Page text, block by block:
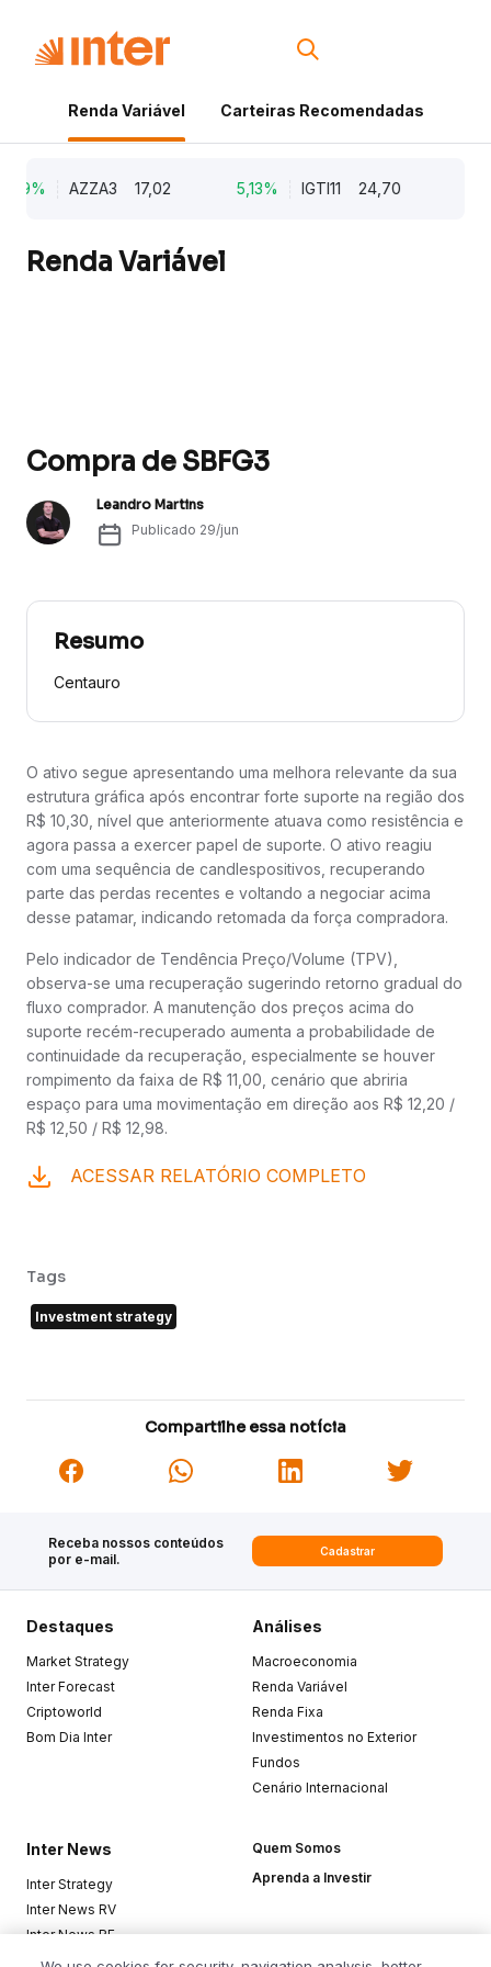
Renda Variável Carteiras Recomendadas
AZZA3 17,02 5,13% IGTI11 24,70
Renda Variável
Compra de SBFG3
Leandro Martins
Publicado 29/jun
Resumo
Centauro
O ativo segue apresentando uma melhora relevante da sua
estrutura gráfica após encontrar forte suporte na região dos
R$ 10,30, nível que anteriormente atuava como resistência e
agora passa a exercer papel de suporte. O ativo reagiu
com uma sequência de candlespositivos, recuperando
parte das perdas recentes e voltando a negociar acima
desse patamar, indicando retomada da força compradora.
Pelo indicador de Tendência Preço/Volume (TPV),
observa-se uma recuperação sugerindo retorno gradual do
fluxo comprador. A manutenção dos preços acima do
suporte recém-recuperado aumenta a probabilidade de
continuidade da recuperação, especialmente se houver
rompimento da faixa de R$ 11,00, cenário que abriria
espaço para uma movimentação em direção aos R$ 12,20 /
R$ 12,50 / R$ 12,98.
ACESSAR RELATÓRIO COMPLETO
Tags
Investment strategy
Compartilhe essa notícia
Receba nossos conteúdos
por e-mail.
Cadastrar
Destaques
Market Strategy
Inter Forecast
Criptoworld
Bom Dia Inter
Análises
Macroeconomia
Renda Variável
Renda Fixa
Investimentos no Exterior
Fundos
Cenário Internacional
Inter News
Inter Strategy
Inter News RV
Inter News RF
Top Funds
Quem Somos
Aprenda a Investir